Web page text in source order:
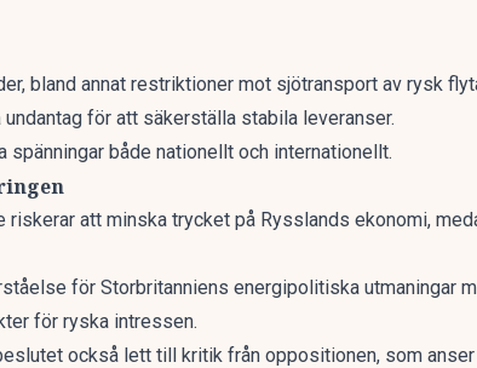
bland annat restriktioner mot sjötransport av rysk
för att säkerställa stabila leveranser.
spänningar både nationellt och internationellt.
riskerar att minska trycket på Rysslands ekonomi,
för Storbritanniens energipolitiska utmaningar
för ryska intressen.
också lett till kritik från oppositionen, som